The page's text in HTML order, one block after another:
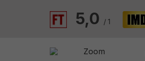
5,0 / 1